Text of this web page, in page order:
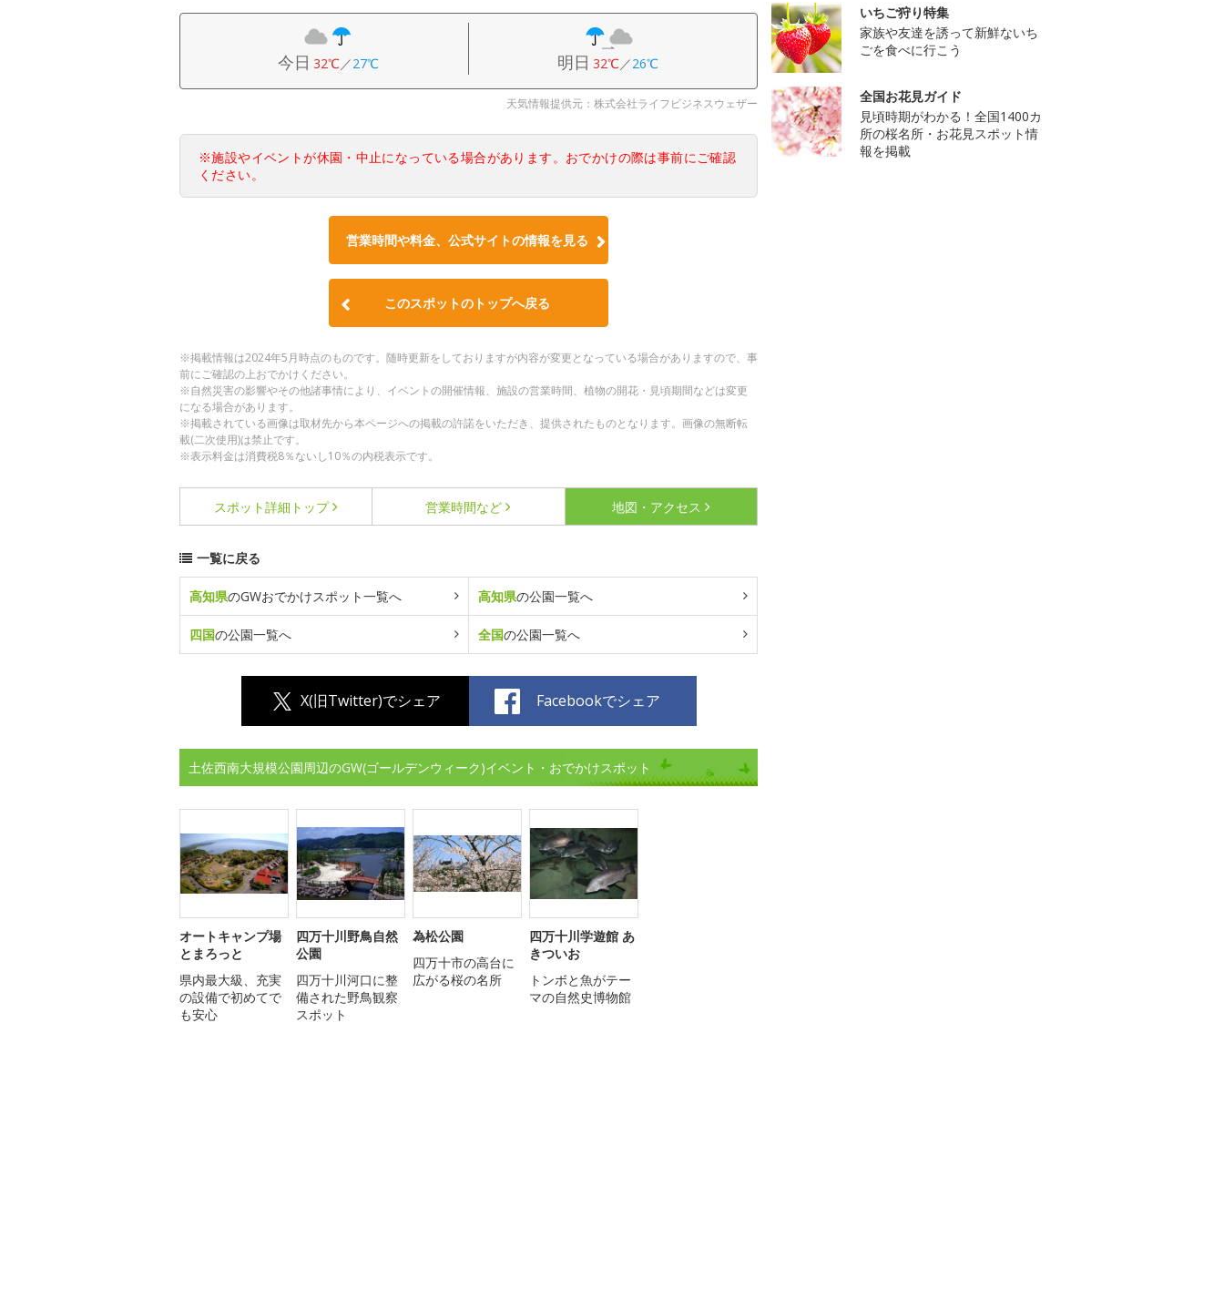
今日 32℃／27℃ 明日 32℃／26℃
天気情報提供元：株式会社ライフビジネスウェザー
※施設やイベントが休園・中止になっている場合があります。おでかけの際は事前にご確認
ください。
営業時間や料金、公式サイトの情報を見る
このスポットのトップへ戻る
※掲載情報は2024年5月時点のものです。随時更新をしておりますが内容が変更となっている場合がありますので、事
前にご確認の上おでかけください。
※自然災害の影響やその他諸事情により、イベントの開催情報、施設の営業時間、植物の開花・見頃期間などは変更
になる場合があります。
※掲載されている画像は取材先から本ページへの掲載の許諾をいただき、提供されたものとなります。画像の無断転
載(二次使用)は禁止です。
※表示料金は消費税8％ないし10％の内税表示です。
スポット詳細 トップ 営業時間など 地図・アクセス
一覧に戻る
高知県のGWおでかけスポット一覧へ 高知県の公園一覧へ
四国の公園一覧へ 全国の公園一覧へ
X(旧Twitter)でシェア Facebookでシェア
土佐西南大規模公園周辺のGW(ゴールデンウィーク)イベント・おでかけスポット
オートキャンプ場
とまろっと
県内最大級、充実
の設備で初めてで
も安心
四万十川野鳥自然
公園
四万十川河口に整
備された野鳥観察
スポット
為松公園
四万十市の高台に
広がる桜の名所
四万十川学遊館 あ
きついお
トンボと魚がテー
マの自然史博物館
いちご狩り特集
家族や友達を誘って新鮮ないち
ごを食べに行こう
全国お花見ガイド
見頃時期がわかる！全国1400カ
所の桜名所・お花見スポット情
報を掲載